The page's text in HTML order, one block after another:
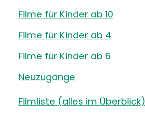
Filme für Kinder ab 10
Filme für Kinder ab 4
Filme für Kinder ab 6
Neuzugänge
Filmliste (alles im Überblick)